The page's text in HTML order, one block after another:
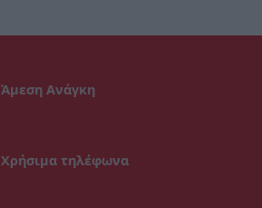
Άμεση Ανάγκη
Χρήσιμα τηλέφωνα